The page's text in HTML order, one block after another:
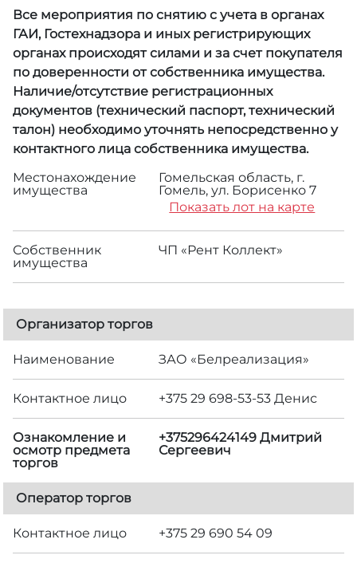
Все мероприятия по снятию с учета в органах
ГАИ, Гостехнадзора и иных регистрирующих
органах происходят силами и за счет покупателя
по доверенности от собственника имущества.
Наличие/отсутствие регистрационных
документов (технический паспорт, технический
талон) необходимо уточнять непосредственно у
контактного лица собственника имущества.
Местонахождение
имущества
Гомельская область, г.
Гомель, ул. Борисенко 7
Показать лот на карте
Собственник
имущества
ЧП «Рент Коллект»
Организатор торгов
Наименование ЗАО «Белреализация»
Контактное лицо +375 29 698-53-53 Денис
Ознакомление и
осмотр предмета
торгов
+375296424149 Дмитрий
Сергеевич
Оператор торгов
Контактное лицо +375 29 690 54 09